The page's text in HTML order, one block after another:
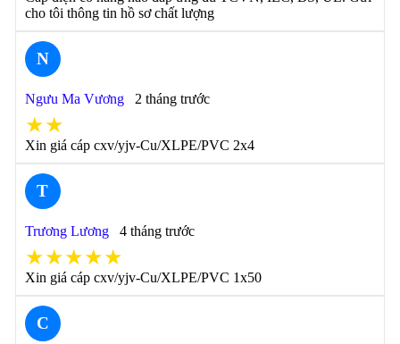
cho tôi thông tin hồ sơ chất lượng
N
Ngưu Ma Vương 2 tháng trước
★★
Xin giá cáp cxv/yjv-Cu/XLPE/PVC 2x4
T
Trương Lương 4 tháng trước
★★★★★
Xin giá cáp cxv/yjv-Cu/XLPE/PVC 1x50
C